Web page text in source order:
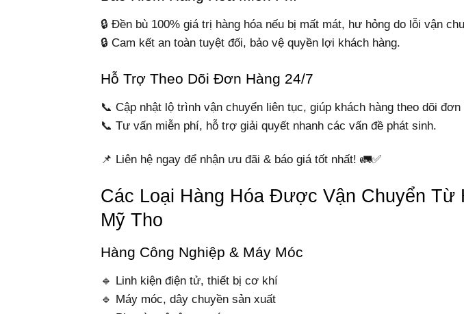
🔒 Đền bù 100% giá trị hàng hóa nếu bị mất mát, hư hỏng do lỗi vận
🔒 Cam kết an toàn tuyệt đối, bảo vệ quyền lợi khách hàng.
Hỗ Trợ Theo Dõi Đơn Hàng 24/7
📞 Cập nhật lộ trình vận chuyển liên tục, giúp khách hàng theo dõi đơn
📞 Tư vấn miễn phí, hỗ trợ giải quyết nhanh các vấn đề phát sinh.
📌 Liên hệ ngay để nhận ưu đãi & báo giá tốt nhất! 🚛✅
Các Loại Hàng Hóa Được Vận Chuyển Từ
Mỹ Tho
Hàng Công Nghiệp & Máy Móc
🔹 Linh kiện điện tử, thiết bị cơ khí
🔹 Máy móc, dây chuyền sản xuất